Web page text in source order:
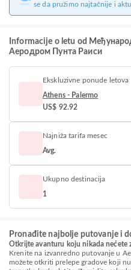
se da pružimo najtačnije i
Informacije o letu od
Аеродром Пунта Раиси
Ekskluzivne ponude letova
Athens - Palermo
US$ 92.92
Najniža tarifa mesec
Avg.
Ukupno destinacija
1
Pronađite najbolje putovanje i
Otkrijte avanturu koju nikada nećete
Krenite na izvanredno putovanje u
možete otkriti prelepe gradove koji